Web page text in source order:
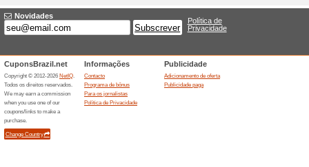
Cadastre-se e ganhe
Morena Rosa
100% funcionou
Fique por dentro das